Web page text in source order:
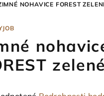
NOHAVICE FOREST
zelené